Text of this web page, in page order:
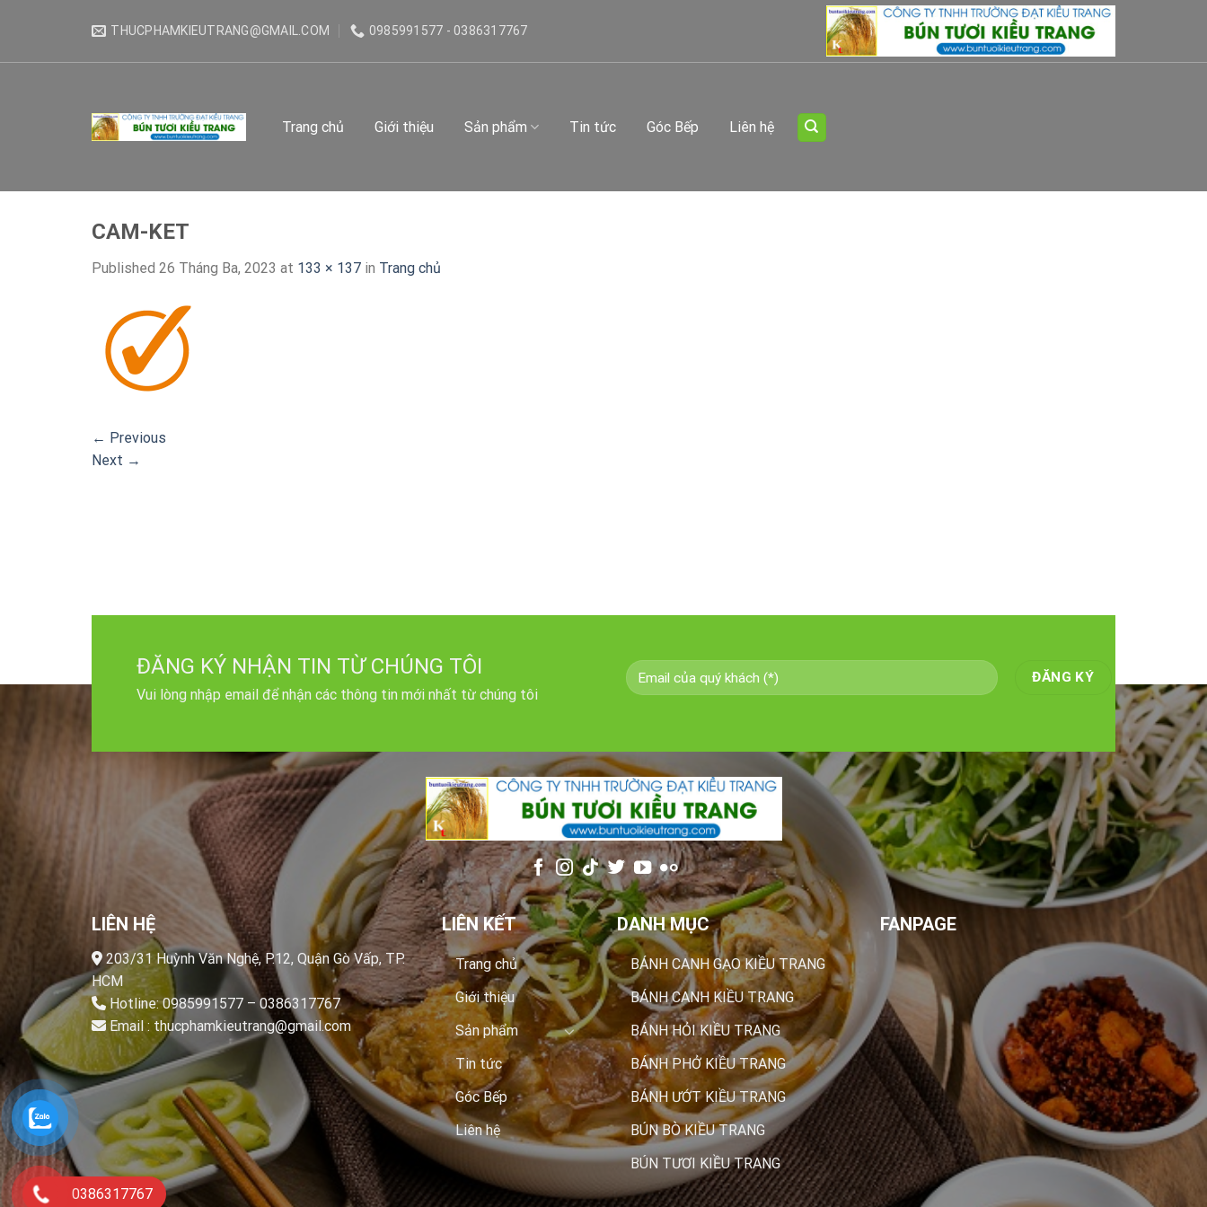
THUCPHAMKIEUTRANG@GMAIL.COM 0985991577 - 0386317767
Trang chủ Giới thiệu Sản phẩm Tin tức Góc Bếp Liên hệ
CAM-KET
Published 26 Tháng Ba, 2023 at 133 × 137 in Trang chủ
← Previous
Next →
ĐĂNG KÝ NHẬN TIN TỪ CHÚNG TÔI
Vui lòng nhập email để nhận các thông tin mới nhất từ chúng tôi
LIÊN HỆ
203/31 Huỳnh Văn Nghệ, P.12, Quận Gò Vấp, TP.
HCM
Hotline:0985991577 – 0386317767
Email : thucphamkieutrang@gmail.com
LIÊN KẾT
Trang chủ
Giới thiệu
Sản phẩm
Tin tức
Góc Bếp
Liên hệ
DANH MỤC
BÁNH CANH GẠO KIỀU TRANG
BÁNH CANH KIỀU TRANG
BÁNH HỎI KIỀU TRANG
BÁNH PHỞ KIỀU TRANG
BÁNH ƯỚT KIỀU TRANG
BÚN BÒ KIỀU TRANG
BÚN TƯƠI KIỀU TRANG
FANPAGE
0386317767